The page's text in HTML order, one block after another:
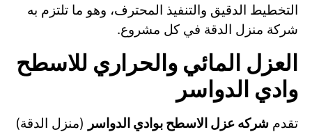
التخطيط الدقيق والتنفيذ المحترف، وهو ما تلتزم به
شركة منزل الدقة في كل مشروع.
العزل المائي والحراري للاسطح
وادي الدواسر
تقدم شركه عزل الاسطح بوادي الدواسر (منزل الدقة)